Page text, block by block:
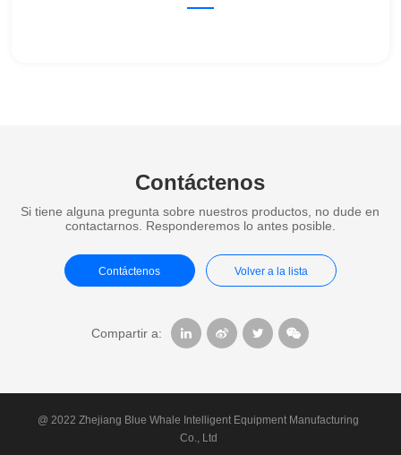
Contáctenos
Si tiene alguna pregunta sobre nuestros productos, no dude en
contactarnos. Responderemos lo antes posible.
Contáctenos Volver a la lista
Compartir a:
@ 2022 Zhejiang Blue Whale Intelligent Equipment Manufacturing
Co., Ltd